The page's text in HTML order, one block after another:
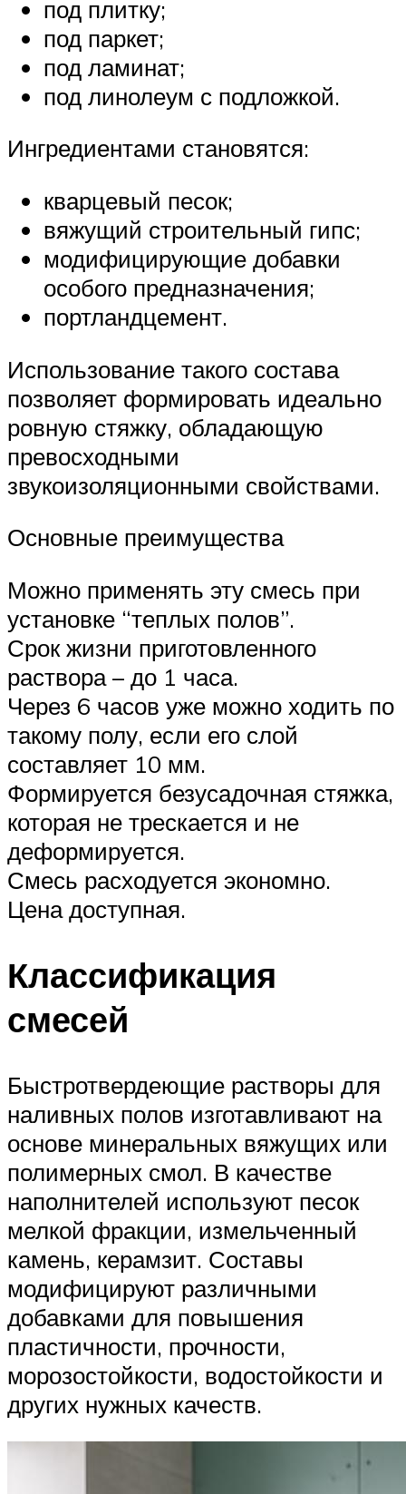
под плитку;
под паркет;
под ламинат;
под линолеум с подложкой.
Ингредиентами становятся:
кварцевый песок;
вяжущий строительный гипс;
модифицирующие добавки
особого предназначения;
портландцемент.
Использование такого состава
позволяет формировать идеально
ровную стяжку, обладающую
превосходными
звукоизоляционными свойствами.
Основные преимущества
Можно применять эту смесь при
установке “теплых полов”.
Срок жизни приготовленного
раствора – до 1 часа.
Через 6 часов уже можно ходить по
такому полу, если его слой
составляет 10 мм.
Формируется безусадочная стяжка,
которая не трескается и не
деформируется.
Смесь расходуется экономно.
Цена доступная.
Классификация
смесей
Быстротвердеющие растворы для
наливных полов изготавливают на
основе минеральных вяжущих или
полимерных смол. В качестве
наполнителей используют песок
мелкой фракции, измельченный
камень, керамзит. Составы
модифицируют различными
добавками для повышения
пластичности, прочности,
морозостойкости, водостойкости и
других нужных качеств.